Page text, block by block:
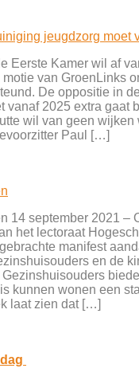
jeugdzorg moet
Eerste Kamer wil af
van GroenLinks
De oppositie in
vanaf 2025 extra gaat
wil van geen wijken
Paul […]
14 september 2021 –
het lectoraat
manifest
en de
kunnen wonen een
laat zien dat […]